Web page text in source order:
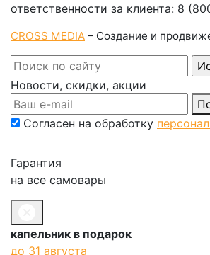
ответственности за клиента: 8
CROSS MEDIA – Создание и
Новости, скидки, акции
Согласен на обработку
Гарантия
на все самовары
капельник в подарок
до 31 августа